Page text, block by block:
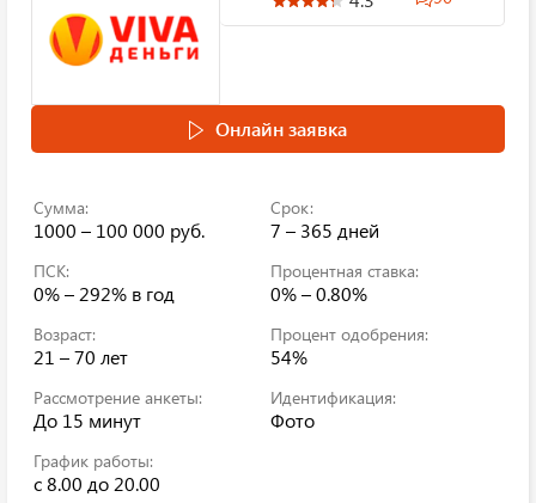
Онлайн заявка
Сумма:
1000 – 100 000 руб.
Срок:
7 – 365 дней
ПСК:
0% – 292% в год
Процентная ставка:
0% – 0.80%
Возраст:
21 – 70 лет
Процент одобрения:
54%
Рассмотрение анкеты:
До 15 минут
Идентификация:
Фото
График работы:
с 8.00 до 20.00